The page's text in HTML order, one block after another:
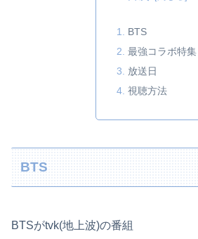
BTS
最強コラボ特集
放送日
視聴方法
BTS
BTSがtvk(地上波)の番組